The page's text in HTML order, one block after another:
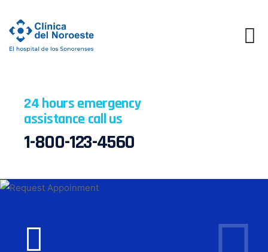
24 hours emergency
assistance call us
1-800-123-4560